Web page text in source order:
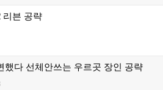
리븐 공략
했다 선체안쓰는 우르곳 장인 공략